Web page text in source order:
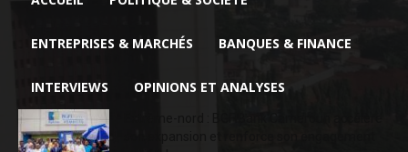
ENTREPRISES & MARCHÉS BANQUES & FINANCE
INTERVIEWS OPINIONS ET ANALYSES